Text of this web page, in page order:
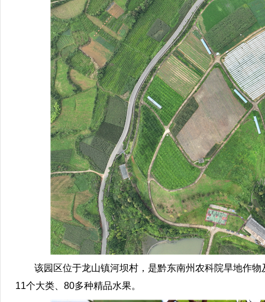
该园区位于龙山镇河坝村，是黔东南州农科院旱地作
11个大类、80多种精品水果。